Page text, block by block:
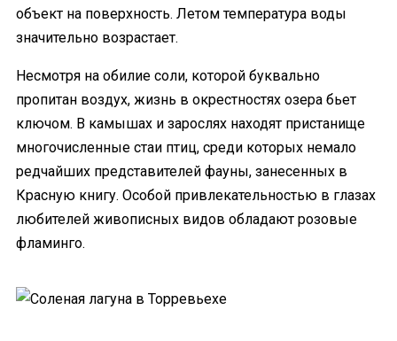
объект на поверхность. Летом температура воды
значительно возрастает.
Несмотря на обилие соли, которой буквально
пропитан воздух, жизнь в окрестностях озера бьет
ключом. В камышах и зарослях находят пристанище
многочисленные стаи птиц, среди которых немало
редчайших представителей фауны, занесенных в
Красную книгу. Особой привлекательностью в глазах
любителей живописных видов обладают розовые
фламинго.